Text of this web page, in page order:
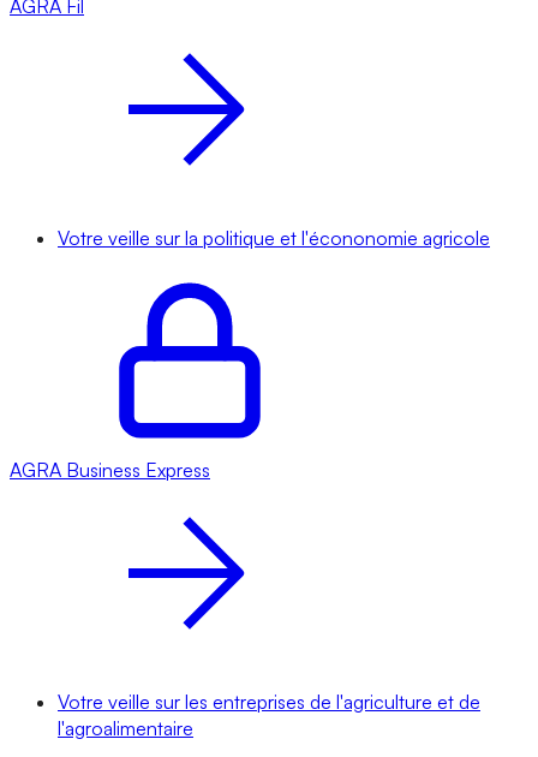
AGRA Fil
Votre veille sur la politique et l'écononomie agricole
AGRA Business Express
Votre veille sur les entreprises de l'agriculture et de
l'agroalimentaire